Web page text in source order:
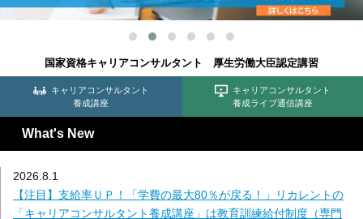
国家資格キャリアコンサルタント 厚生労働大臣認定講習
キャリアコンサルタント
養成講座
キャリアコンサルタント
養成ライブ通信講座
What's New
2026.8.1
【注目】支給率ＵＰ！「学費の最大80％が戻る！」リカレントの
「キャリアコンサルタント養成講座」は教育訓練給付制度（専門